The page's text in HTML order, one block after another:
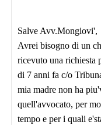
Salve Avv.Mongiovi',
Avrei bisogno di un
ricevuto una richiesta
di 7 anni fa c/o
mia madre non ha
quell'avvocato, per
tempo e per i quali